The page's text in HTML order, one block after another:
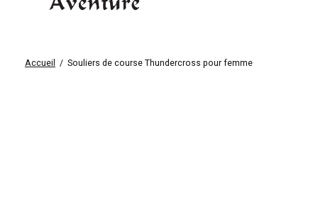
Accueil / Souliers de course Thundercross pour femme